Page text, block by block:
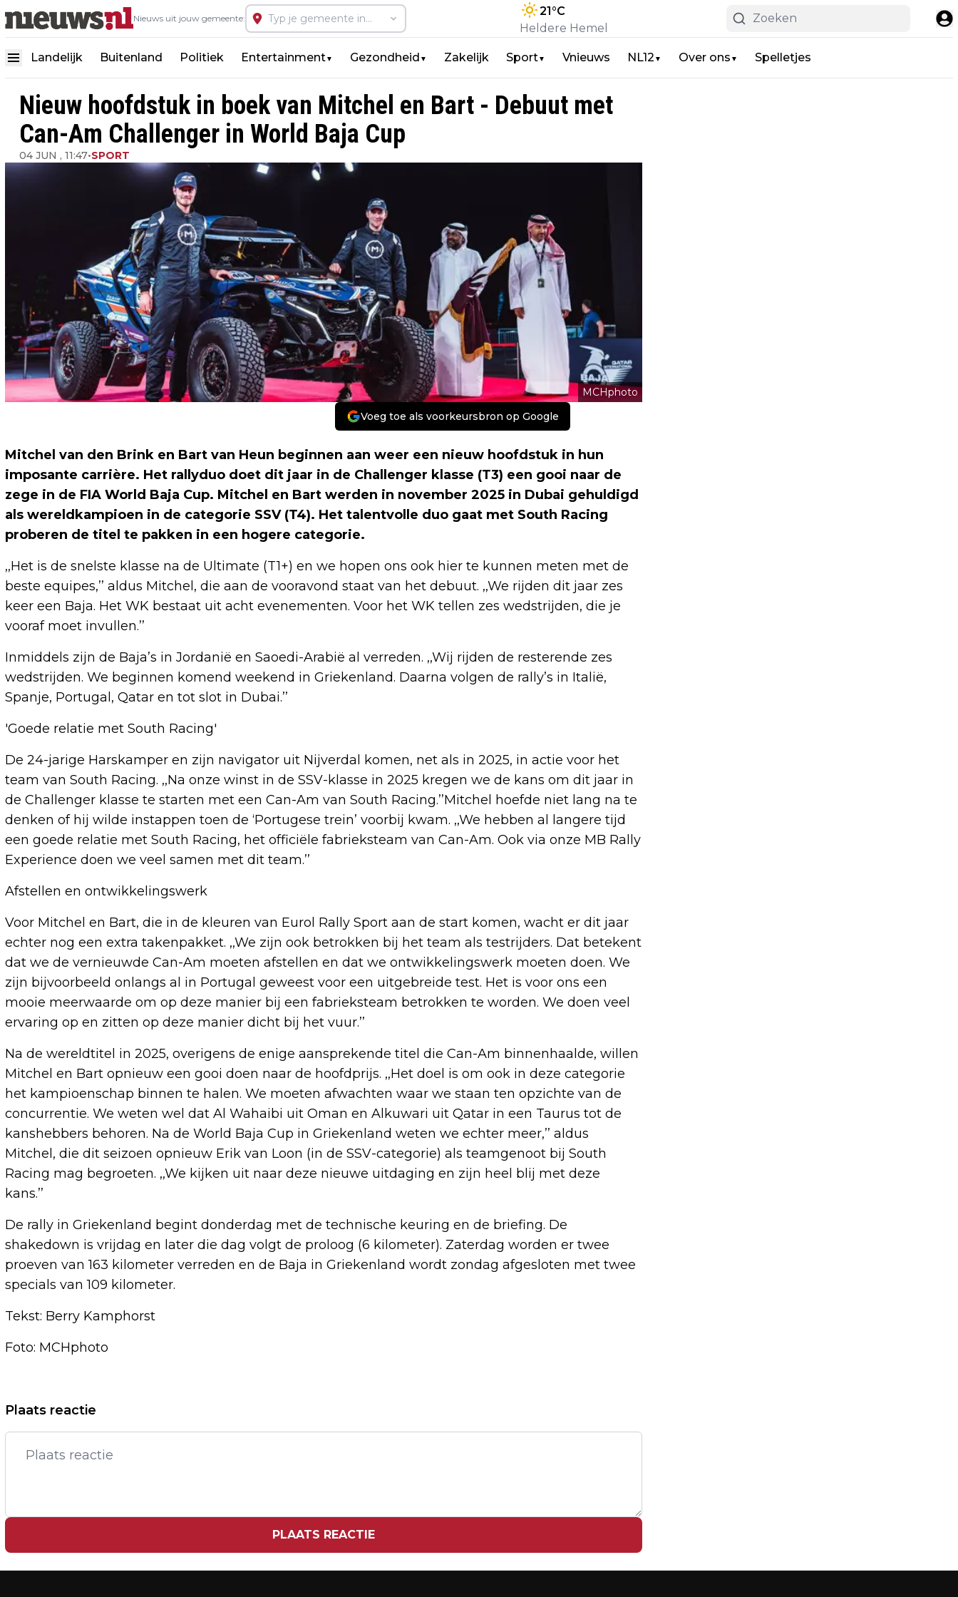
Nieuws uit jouw gemeente:
21°C
Heldere Hemel
Landelijk Buitenland Politiek Entertainment▼ Gezondheid ▼ Zakelijk Sport▼ Vnieuws NL12 ▼ Over ons ▼ Spelletjes
Nieuw hoofdstuk in boek van Mitchel en Bart - Debuut met
Can-Am Challenger in World Baja Cup
04 JUN , 11:47•SPORT
MCHphoto
Voeg toe als voorkeursbron op Google
Mitchel van den Brink en Bart van Heun beginnen aan weer een nieuw hoofdstuk in hun
imposante carrière. Het rallyduo doet dit jaar in de Challenger klasse (T3) een gooi naar de
zege in de FIA World Baja Cup. Mitchel en Bart werden in november 2025 in Dubai gehuldigd
als wereldkampioen in de categorie SSV (T4). Het talentvolle duo gaat met South Racing
proberen de titel te pakken in een hogere categorie.
,,Het is de snelste klasse na de Ultimate (T1+) en we hopen ons ook hier te kunnen meten met de
beste equipes,’’ aldus Mitchel, die aan de vooravond staat van het debuut. ,,We rijden dit jaar zes
keer een Baja. Het WK bestaat uit acht evenementen. Voor het WK tellen zes wedstrijden, die je
vooraf moet invullen.’’
Inmiddels zijn de Baja’s in Jordanië en Saoedi-Arabië al verreden. ,,Wij rijden de resterende zes
wedstrijden. We beginnen komend weekend in Griekenland. Daarna volgen de rally’s in Italië,
Spanje, Portugal, Qatar en tot slot in Dubai.’’
'Goede relatie met South Racing'
De 24-jarige Harskamper en zijn navigator uit Nijverdal komen, net als in 2025, in actie voor het
team van South Racing. ,,Na onze winst in de SSV-klasse in 2025 kregen we de kans om dit jaar in
de Challenger klasse te starten met een Can-Am van South Racing.’’Mitchel hoefde niet lang na te
denken of hij wilde instappen toen de ‘Portugese trein’ voorbij kwam. ,,We hebben al langere tijd
een goede relatie met South Racing, het officiële fabrieksteam van Can-Am. Ook via onze MB Rally
Experience doen we veel samen met dit team.’’
Afstellen en ontwikkelingswerk
Voor Mitchel en Bart, die in de kleuren van Eurol Rally Sport aan de start komen, wacht er dit jaar
echter nog een extra takenpakket. ,,We zijn ook betrokken bij het team als testrijders. Dat betekent
dat we de vernieuwde Can-Am moeten afstellen en dat we ontwikkelingswerk moeten doen. We
zijn bijvoorbeeld onlangs al in Portugal geweest voor een uitgebreide test. Het is voor ons een
mooie meerwaarde om op deze manier bij een fabrieksteam betrokken te worden. We doen veel
ervaring op en zitten op deze manier dicht bij het vuur.’’
Na de wereldtitel in 2025, overigens de enige aansprekende titel die Can-Am binnenhaalde, willen
Mitchel en Bart opnieuw een gooi doen naar de hoofdprijs. ,,Het doel is om ook in deze categorie
het kampioenschap binnen te halen. We moeten afwachten waar we staan ten opzichte van de
concurrentie. We weten wel dat Al Wahaibi uit Oman en Alkuwari uit Qatar in een Taurus tot de
kanshebbers behoren. Na de World Baja Cup in Griekenland weten we echter meer,’’ aldus
Mitchel, die dit seizoen opnieuw Erik van Loon (in de SSV-categorie) als teamgenoot bij South
Racing mag begroeten. ,,We kijken uit naar deze nieuwe uitdaging en zijn heel blij met deze
kans.’’
De rally in Griekenland begint donderdag met de technische keuring en de briefing. De
shakedown is vrijdag en later die dag volgt de proloog (6 kilometer). Zaterdag worden er twee
proeven van 163 kilometer verreden en de Baja in Griekenland wordt zondag afgesloten met twee
specials van 109 kilometer.
Tekst: Berry Kamphorst
Foto: MCHphoto
Vorig artikel
OPVANGREGELING OEKRAÏNERS WORDT
VERLENGD, MAAR INGEPERKT
HONGAARS OM STAAKT VERVOLGING
Plaats reactie
PLAATS REACTIE